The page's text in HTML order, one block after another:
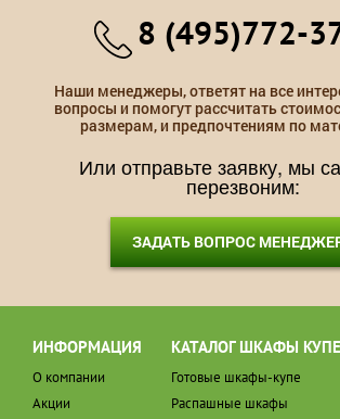
8 (495)772-
Наши менеджеры, ответят на все
вопросы и помогут рассчитать
размерам, и предпочтениям по
Или отправьте заявку, мы
перезвоним:
ЗАДАТЬ ВОПРОС
ИНФОРМАЦИЯ
О компании
Акции
КАТАЛОГ ШКАФЫ КУПЕ
Готовые шкафы-купе
Распашные шкафы